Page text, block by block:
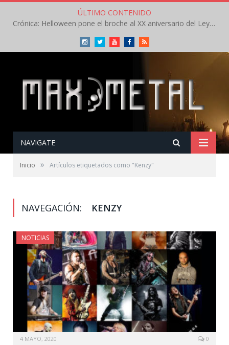
ÚLTIMO CONTENIDO
Crónica: Helloween pone el broche al XX aniversario del Leyendas del Rock – Sábado – Agosto 2026
InstagramTwitterYoutubeFacebookRSS
NAVIGATE
Inicio » Artículos etiquetados como "Kenzy"
NAVEGACIÓN: KENZY
NOTICIAS
4 MAYO, 2020 0